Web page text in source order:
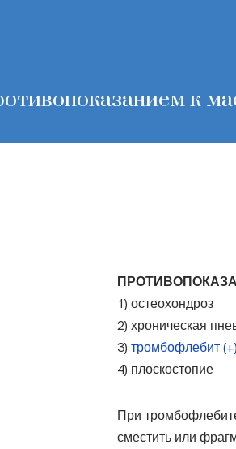
к
1) остеохондроз
2) хроническая
3) тромбофлебит (+)
4) плоскостопие
При
сместить или